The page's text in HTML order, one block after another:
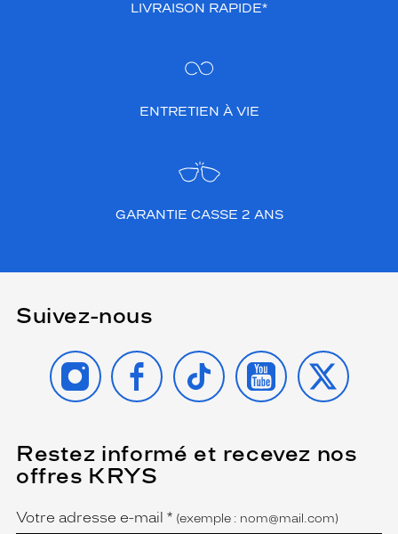
LIVRAISON RAPIDE*
ENTRETIEN À VIE
GARANTIE CASSE 2 ANS
Suivez-nous
INSTAGRAMFACEBOOK
TIKTOK YOUTUBE
X
Restez informé et recevez nos
offres KRYS
Name
Votre adresse e-mail *
(Ce
champ
est
obligatoire)
(exemple : nom@mail.com)